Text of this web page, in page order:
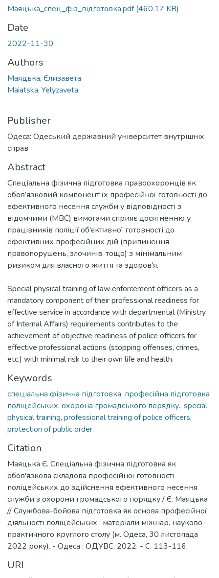
Маяцька_спец_фіз_підготовка.pdf(460.17 KB)
Date
2022-11-30
Authors
Маяцька, Єлизавета
Maiatska, Yelyzaveta
Publisher
Одеса: Одеський державний університет внутрішніх
справ
Abstract
Спеціальна фізична підготовка правоохоронців як
обов’язковий компонент їх професійної готовності до
ефективного несення служби у відповідності з
відомчими (МВС) вимогами сприяє досягненню у
працівників поліції об'єктивної готовності до
ефективних професійних дій (припинення
правопорушень, злочинів, тощо) з мінімальним
ризиком для власного життя та здоров'я.
Special physical training of law enforcement officers as a
mandatory component of their professional readiness for
effective service in accordance with departmental (Ministry
of Internal Affairs) requirements contributes to the
achievement of objective readiness of police officers for
effective professional actions (stopping offenses, crimes,
etc.) with minimal risk to their own life and health.
Keywords
спеціальна фізична підготовка, професійна підготовка
поліцейських, охорона громадського порядку., special
physical training, professional training of police officers,
protection of public order.
Citation
Маяцька Є. Спеціальна фізична підготовка як
обов'язкова складова професійної готовності
поліцейських до здійснення ефективного несення
служби з охорони громадського порядку / Є. Маяцька
// Службова-бойова підготовка як основа професійної
діяльності поліцейських : матеріали міжнар. науково-
практичного круглого столу (м. Одеса, 30 листопада
2022 року). - Одеса : ОДУВС, 2022. - С. 113-116.
URI